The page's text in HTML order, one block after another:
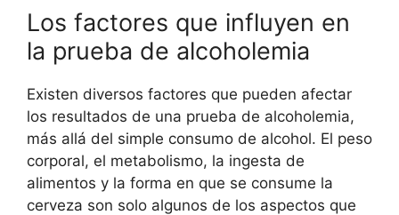
Los factores que influyen en
la prueba de alcoholemia
Existen diversos factores que pueden afectar
los resultados de una prueba de alcoholemia,
más allá del simple consumo de alcohol. El peso
corporal, el metabolismo, la ingesta de
alimentos y la forma en que se consume la
cerveza son solo algunos de los aspectos que